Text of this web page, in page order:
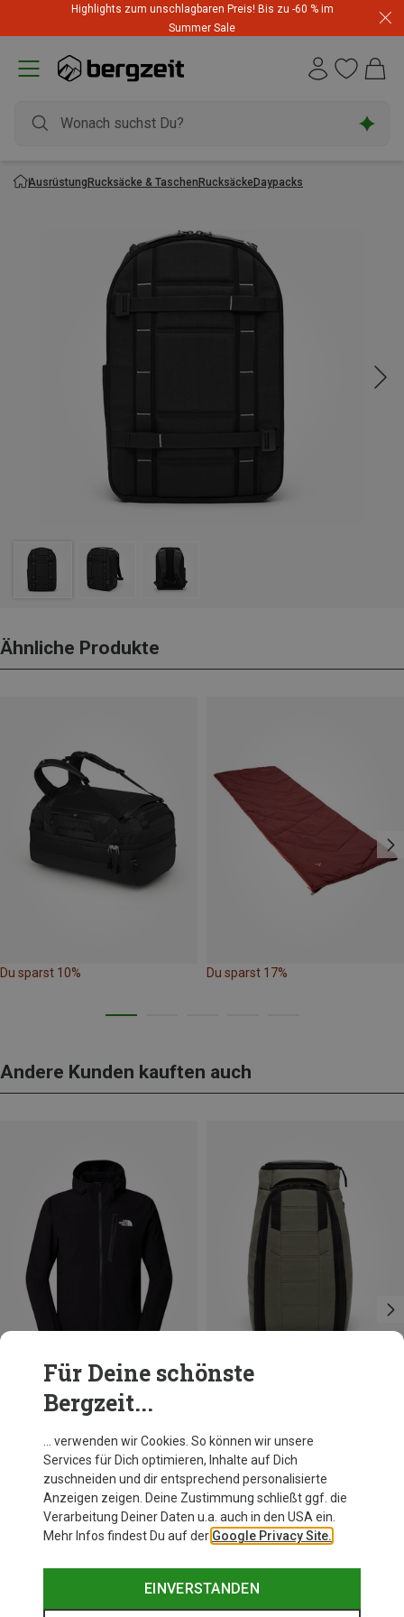
Highlights zum unschlagbaren Preis! Bis zu -60 % im
Summer Sale
AusrüstungRucksäcke & TaschenRucksäckeDaypacks
Ähnliche Produkte
Du sparst 10% Du sparst 17%
Andere Kunden kauften auch
Du sparst 41%
Für Deine schönste
Bergzeit...
… verwenden wir Cookies. So können wir unsere
Services für Dich optimieren, Inhalte auf Dich
zuschneiden und dir entsprechend personalisierte
Anzeigen zeigen. Deine Zustimmung schließt ggf. die
Verarbeitung Deiner Daten u.a. auch in den USA ein.
Mehr Infos findest Du auf der Google Privacy Site.
EINVERSTANDEN